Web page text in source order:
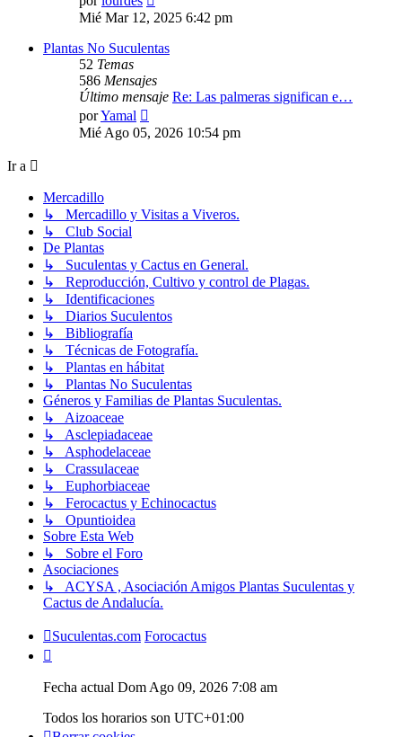
último
Mié Mar 12, 2025 6:42 pm
Plantas No Suculentas
52 Temas
586 Mensajes
Último mensaje Re: Las palmeras significan e…
porYamal
último
mensaje
Mié Ago 05, 2026 10:54 pm
Ir a
Mercadillo
↳ Mercadillo y Visitas a Viveros.
↳ Club Social
De Plantas
↳ Suculentas y Cactus en General.
↳ Reproducción, Cultivo y control de Plagas.
↳ Identificaciones
↳ Diarios Suculentos
↳ Bibliografía
↳ Técnicas de Fotografía.
↳ Plantas en hábitat
↳ Plantas No Suculentas
Géneros y Familias de Plantas Suculentas.
↳ Aizoaceae
↳ Asclepiadaceae
↳ Asphodelaceae
↳ Crassulaceae
↳ Euphorbiaceae
↳ Ferocactus y Echinocactus
↳ Opuntioidea
Sobre Esta Web
↳ Sobre el Foro
Asociaciones
↳ ACYSA , Asociación Amigos Plantas Suculentas y
Cactus de Andalucía.
Suculentas.com Forocactus
Fecha actual Dom Ago 09, 2026 7:08 am
Todos los horarios son UTC+01:00